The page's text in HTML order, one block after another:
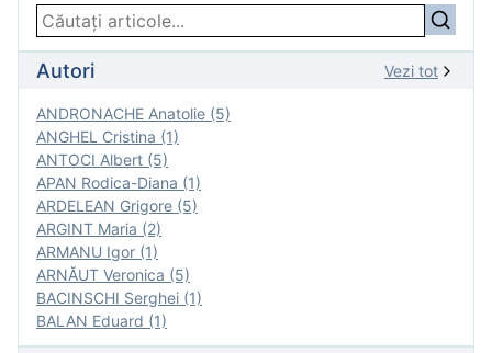
Autori Vezi tot
ANDRONACHE Anatolie (5)
ANGHEL Cristina (1)
ANTOCI Albert (5)
APAN Rodica-Diana (1)
ARDELEAN Grigore (5)
ARGINT Maria (2)
ARMANU Igor (1)
ARNĂUT Veronica (5)
BACINSCHI Serghei (1)
BALAN Eduard (1)